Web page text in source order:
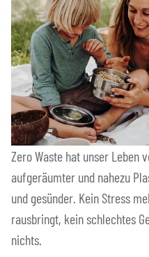
Zero Waste hat unser Leben
aufgeräumter und nahezu
und gesünder. Kein Stress
rausbringt, kein schlechtes
nichts.